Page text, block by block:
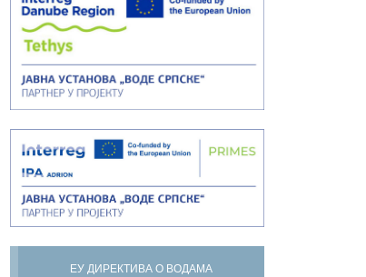
ЕУ ДИРЕКТИВА О ВОДАМА